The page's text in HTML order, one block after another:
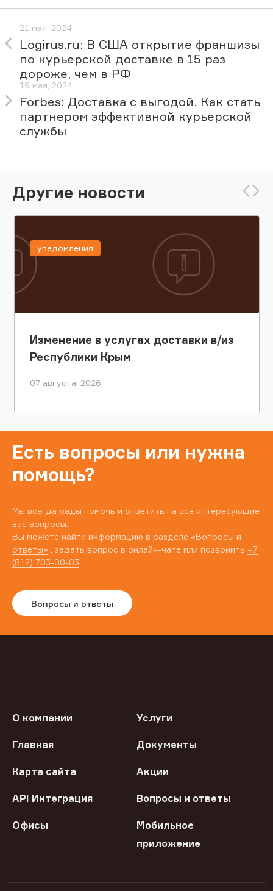
21 мая, 2024
Logirus.ru: В США открытие франшизы
по курьерской доставке в 15 раз
дороже, чем в РФ
19 мая, 2024
Forbes: Доставка с выгодой. Как стать
партнером эффективной курьерской
службы
Другие новости
Изменение в услугах доставки в/из
Республики Крым
07 августа, 2026
уведомления
Есть вопросы или нужна
помощь?
Мы всегда рады помочь и ответить на все интересующие
вас вопросы.
Вы можете найти информацию в разделе «Вопросы и
ответы» , задать вопрос в онлайн-чате или позвонить +7
(812) 703-00-03
Вопросы и ответы
О компании Услуги
Главная Документы
Карта сайта Акции
API Интеграция Вопросы и ответы
Офисы
Мобильное
приложение